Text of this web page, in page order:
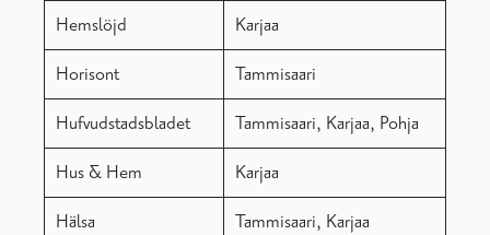
Hemslöjd Karjaa
Horisont Tammisaari
Hufvudstadsbladet Tammisaari, Karjaa, Pohja
Hus & Hem Karjaa
Hälsa Tammisaari, Karjaa